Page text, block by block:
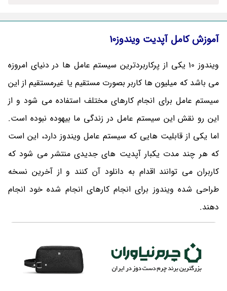
آموزش کامل آپدیت ویندوز10
ویندوز 10 یکی از پرکاربردترین سیستم عامل ها در دنیای امروزه
می باشد که میلیون ها کاربر بصورت مستقیم یا غیرمستقیم از این
سیستم عامل برای انجام کارهای مختلف استفاده می شود و از
این رو نقش این سیستم عامل در زندگی ما بیهوده نبوده است.
اما یکی از قابلیت هایی که سیستم عامل ویندوز دارد، این است
که هر چند مدت یکبار آپدیت های جدیدی منتشر می شود که
کاربران می توانند اقدام به دانلود آن کنند و از آخرین نسخه
طراحی شده ویندوز برای انجام کارهای انجام شده خود انجام
دهند.